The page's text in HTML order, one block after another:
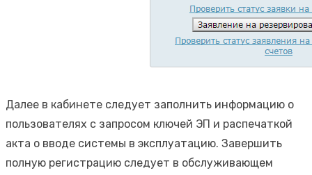
Далее в кабинете следует заполнить информацию о
пользователях с запросом ключей ЭП и распечаткой
акта о вводе системы в эксплуатацию. Завершить
полную регистрацию следует в обслуживающем